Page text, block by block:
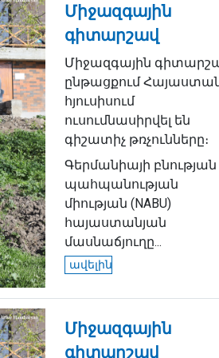
Միջազգային
գիտարշավ
Միջազգային
ընթացքում
հյուսիսում
ուսումնասիրվել են
գիշատիչ թռչունները։
Գերմանիայի բնության
պահպանության
միության (NABU)
հայաստանյան
մասնաճյուղը...
ավելին
Միջազգային
գիտարշավ